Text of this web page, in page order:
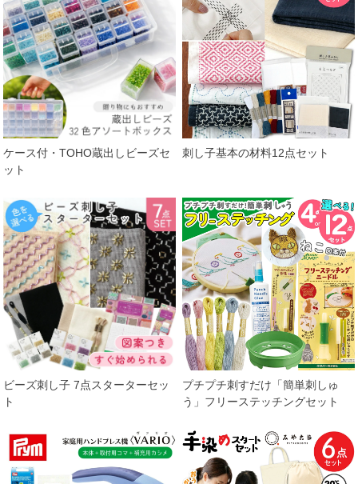
ケース付・TOHO蔵出しビーズセ
ット
刺し子基本の材料12点セット
ビーズ刺し子 7点スターターセッ
ト
プチプチ刺すだけ「簡単刺しゅ
う」フリーステッチングセット